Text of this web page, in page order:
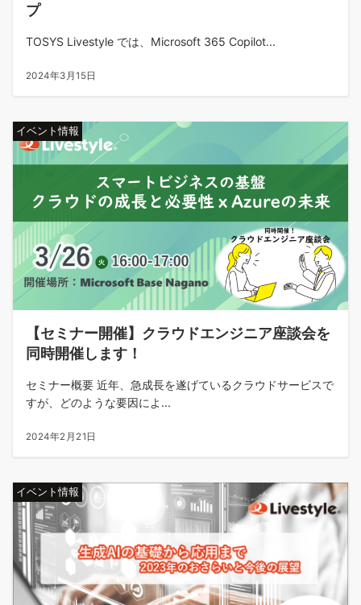
プ
TOSYS Livestyle では、Microsoft 365 Copilot...
2024年3月15日
イベント情報
【セミナー開催】クラウドエンジニア座談会を
同時開催します！
セミナー概要 近年、急成長を遂げているクラウドサービスで
すが、どのような要因によ...
2024年2月21日
イベント情報